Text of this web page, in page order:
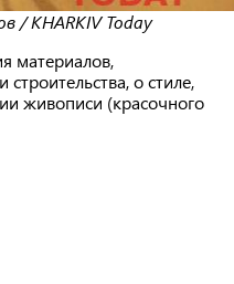
/ KHARKIV Today
материалов,
о стиле,
живописи (красочного